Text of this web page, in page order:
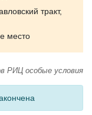
тракт,
место
РИЦ особые условия